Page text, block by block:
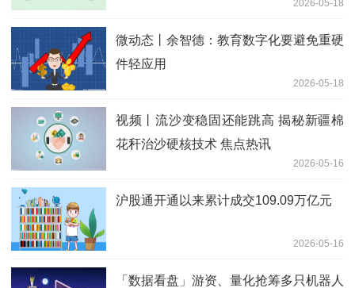
2026-05-18
微动态丨余智德：教育数字化要避免重硬
件轻应用
2026-05-18
视频丨流沙变稳固还能跳高 揭秘新疆棉
花秆治沙硬核技术 焦点热讯
2026-05-16
沪股通开通以来累计成交109.09万亿元
2026-05-16
「数据看盘」游资、量化抢筹多只机器人